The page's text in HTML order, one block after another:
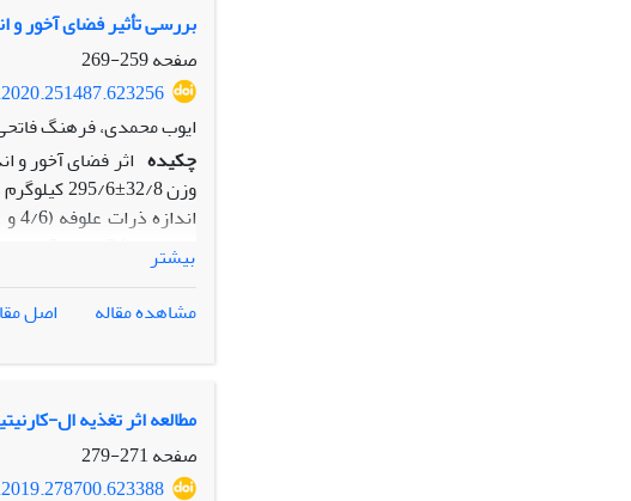
بررسی تأثیر فضای آخور
صفحه259-269
ایوب محمدی، فرهنگ
چکیده
بیشتر
مشاهده مقاله
اصل
مطالعه اثر تغذیه ال-
صفحه271-279